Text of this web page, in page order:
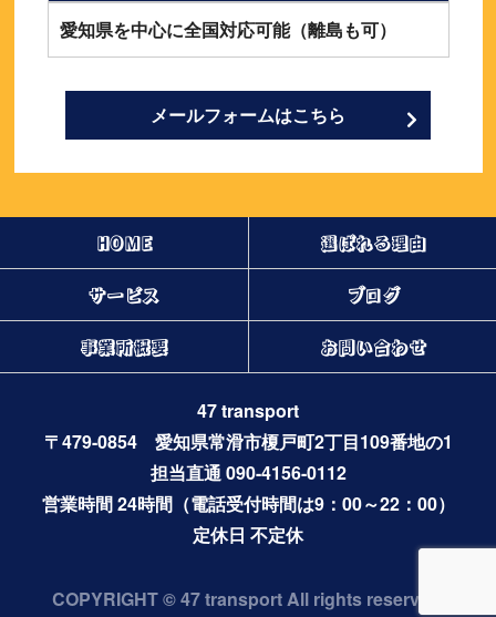
愛知県を中心に全国対応可能（離島も可）
メールフォームはこちら
HOME
選ばれる理由
サービス
ブログ
事業所概要
お問い合わせ
47 transport
〒479-0854 愛知県常滑市榎戸町2丁目109番地の1
担当直通 090-4156-0112
営業時間 24時間（電話受付時間は9：00～22：00）
定休日 不定休
COPYRIGHT © 47 transport All rights reserved.